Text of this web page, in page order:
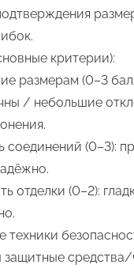
критерии):
размерам (0–3
/ небольшие
соединений (0–3):
отделки (0–2):
защитные